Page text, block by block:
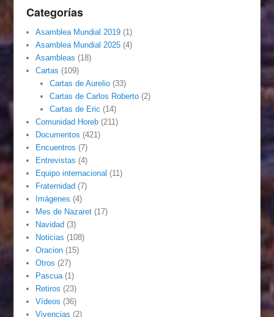
Categorías
Asamblea Mundial 2019 (1)
Asamblea Mundial 2025 (4)
Asambleas (18)
Cartas (109)
Cartas de Aurelio(33)
Cartas de Carlos Roberto(2)
Cartas de Eric (14)
Comunidad Horeb (211)
Documentos (421)
Encuentros (7)
Entrevistas (4)
Equipo internacional (11)
Fraternidad (7)
Imágenes (4)
Mes de Nazaret (17)
Navidad (3)
Noticias (108)
Oracion (15)
Otros (27)
Pascua(1)
Retiros (23)
Vídeos (36)
Vivencias (2)